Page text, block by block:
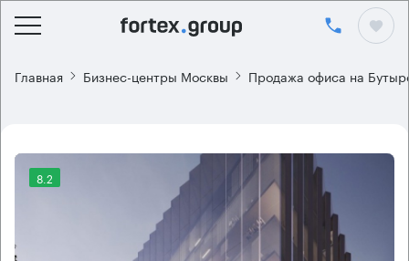
Главная Бизнес-центры Москвы Продажа офиса на
8.2